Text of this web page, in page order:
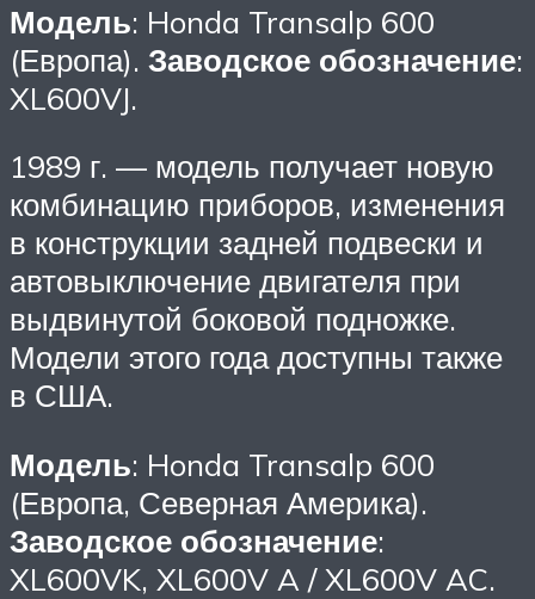
Модель: Honda Transalp 600
(Европа). Заводское обозначение:
XL600VJ.
1989 г. — модель получает новую
комбинацию приборов, изменения
в конструкции задней подвески и
автовыключение двигателя при
выдвинутой боковой подножке.
Модели этого года доступны также
в США.
Модель: Honda Transalp 600
(Европа, Северная Америка).
Заводское обозначение:
XL600VK, XL600V A / XL600V AC.